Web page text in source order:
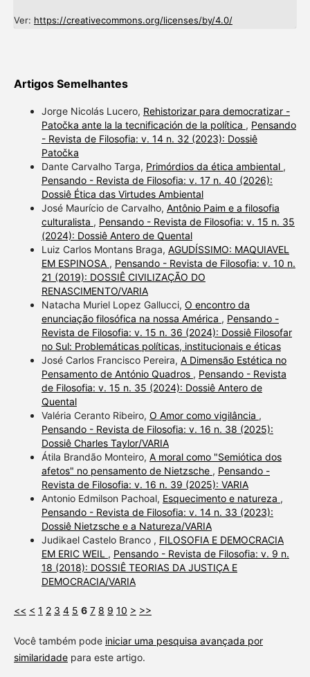
Ver: https://creativecommons.org/licenses/by/4.0/
Artigos Semelhantes
Jorge Nicolás Lucero, Rehistorizar para democratizar -
Patočka ante la la tecnificación de la política , Pensando
- Revista de Filosofia: v. 14 n. 32 (2023): Dossiê
Patočka
Dante Carvalho Targa, Primórdios da ética ambiental ,
Pensando - Revista de Filosofia: v. 17 n. 40 (2026):
Dossiê Ética das Virtudes Ambiental
José Maurício de Carvalho, Antônio Paim e a filosofia
culturalista , Pensando - Revista de Filosofia: v. 15 n. 35
(2024): Dossiê Antero de Quental
Luiz Carlos Montans Braga, AGUDÍSSIMO: MAQUIAVEL
EM ESPINOSA , Pensando - Revista de Filosofia: v. 10 n.
21 (2019): DOSSIÊ CIVILIZAÇÃO DO
RENASCIMENTO/VARIA
Natacha Muriel Lopez Gallucci, O encontro da
enunciação filosófica na nossa América , Pensando -
Revista de Filosofia: v. 15 n. 36 (2024): Dossiê Filosofar
no Sul: Problemáticas políticas, institucionais e éticas
José Carlos Francisco Pereira, A Dimensão Estética no
Pensamento de António Quadros , Pensando - Revista
de Filosofia: v. 15 n. 35 (2024): Dossiê Antero de
Quental
Valéria Ceranto Ribeiro, O Amor como vigilância ,
Pensando - Revista de Filosofia: v. 16 n. 38 (2025):
Dossiê Charles Taylor/VARIA
Átila Brandão Monteiro, A moral como "Semiótica dos
afetos" no pensamento de Nietzsche , Pensando -
Revista de Filosofia: v. 16 n. 39 (2025): VARIA
Antonio Edmilson Pachoal, Esquecimento e natureza ,
Pensando - Revista de Filosofia: v. 14 n. 33 (2023):
Dossiê Nietzsche e a Natureza/VARIA
Judikael Castelo Branco , FILOSOFIA E DEMOCRACIA
EM ERIC WEIL , Pensando - Revista de Filosofia: v. 9 n.
18 (2018): DOSSIÊ TEORIAS DA JUSTIÇA E
DEMOCRACIA/VARIA
<< < 1 2 3 4 5 6 7 8 9 10 > >>
Você também pode iniciar uma pesquisa avançada por
similaridadepara este artigo.